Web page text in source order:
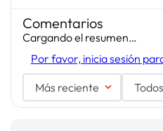
Comentarios
Cargando el resumen…
Por favor, inicia sesión
Más reciente Todos